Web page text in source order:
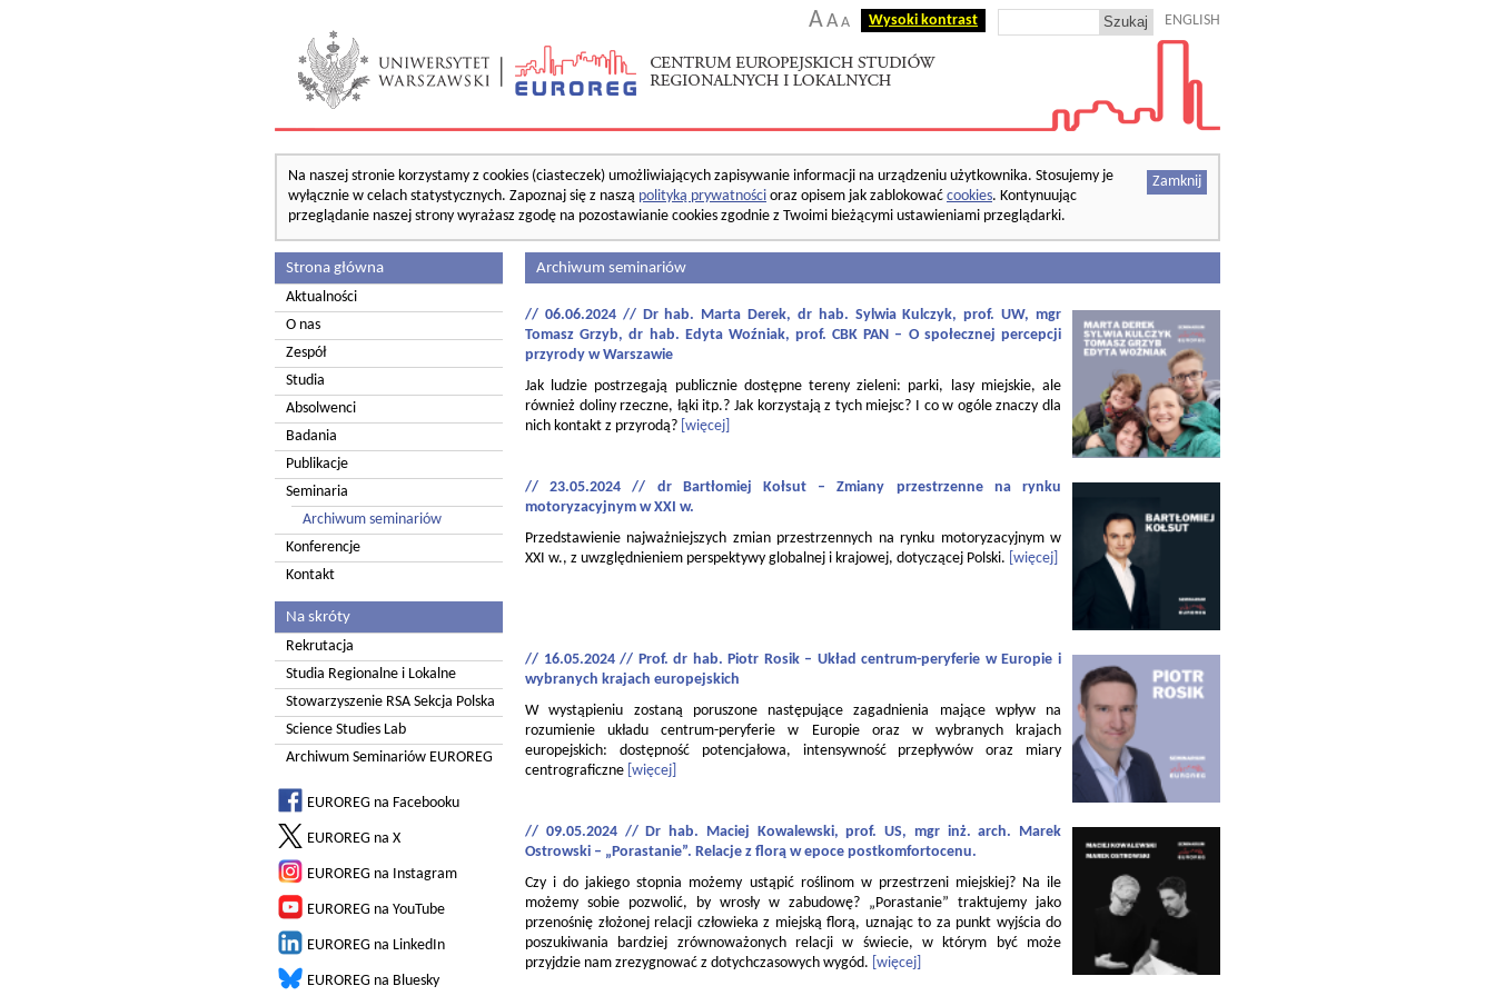
AA A Wysoki kontrast ENGLISH
Zamknij
Na naszej stronie korzystamy z cookies (ciasteczek) umożliwiających zapisywanie informacji na urządzeniu użytkownika. Stosujemy je
wyłącznie w celach statystycznych. Zapoznaj się z naszą polityką prywatności oraz opisem jak zablokować cookies. Kontynuując
przeglądanie naszej strony wyrażasz zgodę na pozostawianie cookies zgodnie z Twoimi bieżącymi ustawieniami przeglądarki.
Strona główna
Aktualności
O nas
Zespół
Studia
Absolwenci
Badania
Publikacje
Seminaria
Archiwum seminariów
Konferencje
Kontakt
Na skróty
Rekrutacja
Studia Regionalne i Lokalne
Stowarzyszenie RSA Sekcja Polska
Science Studies Lab
Archiwum Seminariów EUROREG
EUROREG na Facebooku
EUROREG na X
EUROREG na Instagram
EUROREG na YouTube
EUROREG na LinkedIn
EUROREG na Bluesky
Archiwum seminariów
// 06.06.2024 // Dr hab. Marta Derek, dr hab. Sylwia Kulczyk, prof. UW, mgr
Tomasz Grzyb, dr hab. Edyta Woźniak, prof. CBK PAN – O społecznej percepcji
przyrody w Warszawie
Jak ludzie postrzegają publicznie dostępne tereny zieleni: parki, lasy miejskie, ale
również doliny rzeczne, łąki itp.? Jak korzystają z tych miejsc? I co w ogóle znaczy dla
nich kontakt z przyrodą? [więcej]
// 23.05.2024 // dr Bartłomiej Kołsut – Zmiany przestrzenne na rynku
motoryzacyjnym w XXI w.
Przedstawienie najważniejszych zmian przestrzennych na rynku motoryzacyjnym w
XXI w., z uwzględnieniem perspektywy globalnej i krajowej, dotyczącej Polski. [więcej]
// 16.05.2024 // Prof. dr hab. Piotr Rosik – Układ centrum-peryferie w Europie i
wybranych krajach europejskich
W wystąpieniu zostaną poruszone następujące zagadnienia mające wpływ na
rozumienie układu centrum-peryferie w Europie oraz w wybranych krajach
europejskich: dostępność potencjałowa, intensywność przepływów oraz miary
centrograficzne [więcej]
// 09.05.2024 // Dr hab. Maciej Kowalewski, prof. US, mgr inż. arch. Marek
Ostrowski – „Porastanie”. Relacje z florą w epoce postkomfortocenu.
Czy i do jakiego stopnia możemy ustąpić roślinom w przestrzeni miejskiej? Na ile
możemy sobie pozwolić, by wrosły w zabudowę? „Porastanie” traktujemy jako
przenośnię złożonej relacji człowieka z miejską florą, uznając to za punkt wyjścia do
poszukiwania bardziej zrównoważonych relacji w świecie, w którym być może
przyjdzie nam zrezygnować z dotychczasowych wygód. [więcej]